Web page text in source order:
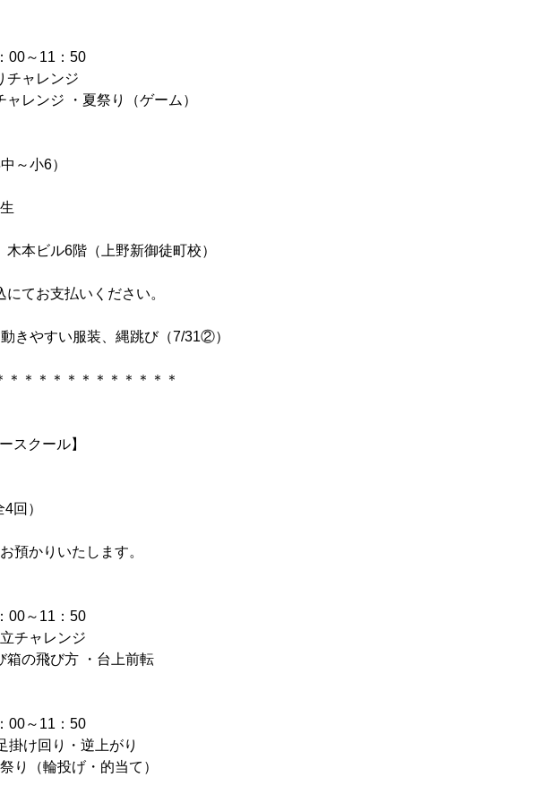
～11：50
ャレンジ
レンジ ・夏祭り（ゲーム）
～小​​6）
本ビル6階（​上野新御徒町校）
てお支払いください。
きやすい服装、縄跳び（​​7/31②）
＊＊＊＊＊＊＊＊＊＊＊
スクール】
回）
預かりいたします。
～11：50
チャレンジ
の飛び方 ・台上前転
～11：50
け回り・逆上がり
（輪投げ・的当て）